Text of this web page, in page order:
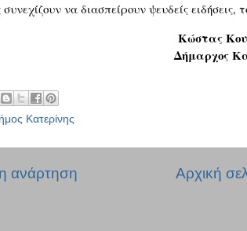
συνεχίζουν να διασπείρουν ψευδείς ειδήσεις,
Κώστας
Δήμαρχος
Κατερίνης
ανάρτηση Αρχική